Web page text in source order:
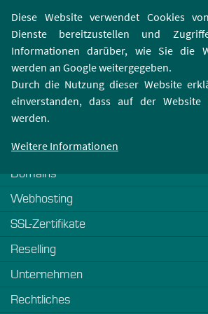
Diese Website verwendet Cookies
Dienste bereitzustellen und
Informationen darüber, wie Sie die
werden an Google weitergegeben.
Durch die Nutzung dieser Website
einverstanden, dass auf der Website
werden.
Weitere Informationen
404-Fehler
kontaktieren Sie unseren
Domains
Webhosting
SSL-Zertifikate
Reselling
Unternehmen
Rechtliches